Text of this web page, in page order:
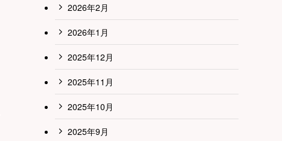
2026年2月
2026年1月
2025年12月
2025年11月
2025年10月
2025年9月